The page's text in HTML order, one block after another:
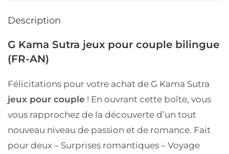
Description
G Kama Sutra jeux pour couple bilingue
(FR-AN)
Félicitations pour votre achat de G Kama Sutra
jeux pour couple ! En ouvrant cette boîte, vous
vous rapprochez de la découverte d’un tout
nouveau niveau de passion et de romance. Fait
pour deux – Surprises romantiques – Voyage